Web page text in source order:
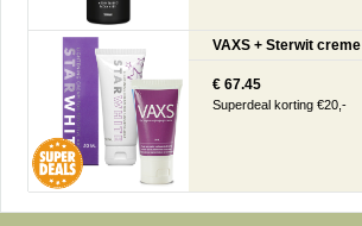
VAXS + Sterwit creme
€ 67.45
Superdeal korting €20,-